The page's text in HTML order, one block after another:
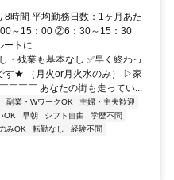
分
時間 平均勤務日数：1ヶ月あた
～15：00 ②6：30～15：30
トに...
・残業も基本なし ✅早く終わっ
す★ （月火or月火水のみ） ▷家
￣￣￣ あなたの街も走ってい...
副業・WワークOK
主婦・主夫歓迎
OK 早朝 シフト自由
学歴不問
みOK 転勤なし
経験不問